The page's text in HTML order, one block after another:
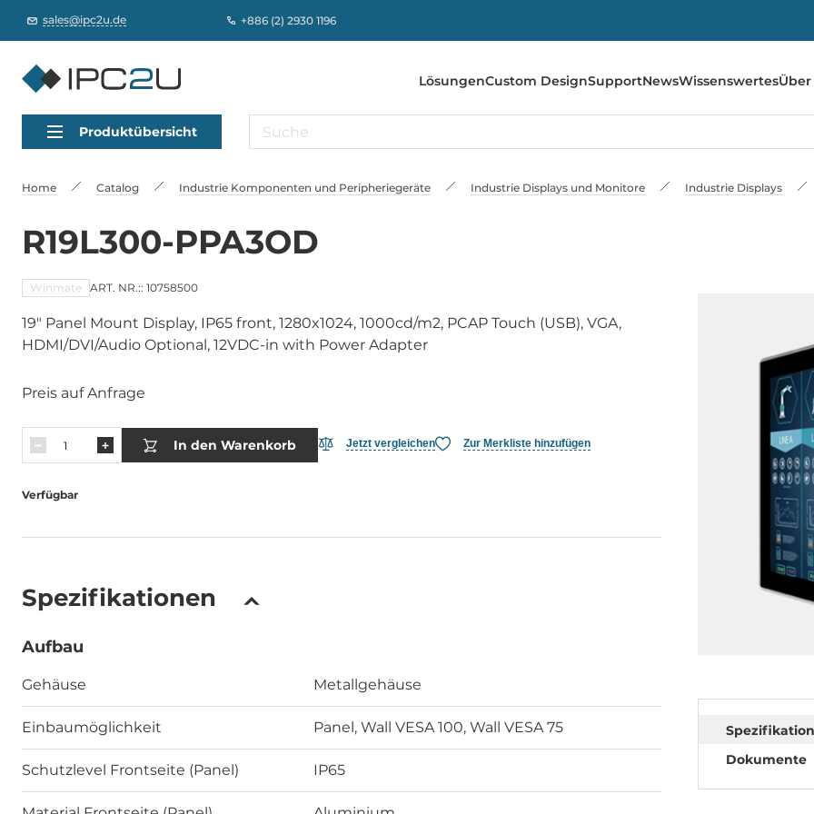
sales@ipc2u.de +886 (2) 2930 1196
LösungenCustom DesignSupportNewsWissenswertes
Produktübersicht
Home Catalog Industrie Komponenten und Peripheriegeräte Industrie Displays und Monitore Industrie Displays
R19L300-PPA3OD
Winmate ART. NR.:: 10758500
19" Panel Mount Display, IP65 front, 1280x1024, 1000cd/m2, PCAP Touch (USB), VGA,
HDMI/DVI/Audio Optional, 12VDC-in with Power Adapter
Preis auf Anfrage
In den Warenkorb Jetzt vergleichen Zur Merkliste hinzufügen
Verfügbar
Spezifikationen
Aufbau
Gehäuse Metallgehäuse
Einbaumöglichkeit Panel, Wall VESA 100, Wall VESA 75
Schutzlevel Frontseite (Panel) IP65
Dokumente